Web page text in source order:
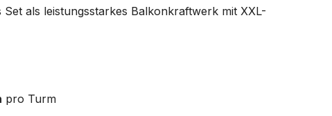
als leistungsstarkes Balkonkraftwerk mit XXL-
pro Turm